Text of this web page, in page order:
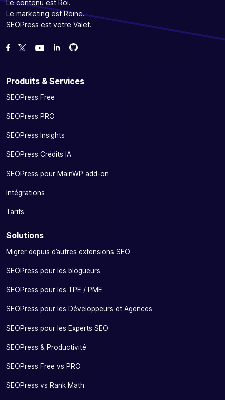
Le contenu est Roi.
Le marketing est Reine.
SEOPress est votre Valet.
Likez notre page Facebook
Suivez-nous sur Twitter
Nous voir sur YouTube
Forcez-nous sur GitHub
Forcez-nous sur GitHub
Produits & Services
SEOPress Free
SEOPress PRO
SEOPress Insights
SEOPress Crédits IA
SEOPress pour MainWP add-on
Intégrations
Tarifs
Solutions
Migrer depuis d’autres extensions SEO
SEOPress pour les blogueurs
SEOPress pour les TPE / PME
SEOPress pour les Développeurs et Agences
SEOPress pour les Experts SEO
SEOPress & Productivité
SEOPress Free vs PRO
SEOPress vs Rank Math